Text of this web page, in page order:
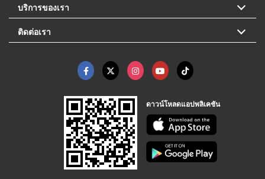
บริการของเรา
ติดต่อเรา
ดาวน์โหลดแอปพลิเคชัน